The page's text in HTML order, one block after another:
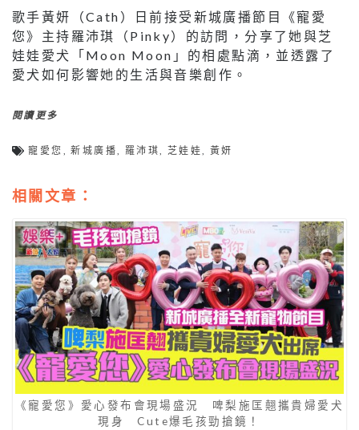
歌手黃妍（Cath）日前接受新城廣播節目《寵愛
您》主持羅沛琪（Pinky）的訪問，分享了她與芝
娃娃愛犬「Moon Moon」的相處點滴，並透露了
愛犬如何影響她的生活與音樂創作。
閱讀更多
寵愛您 ,新城廣播, 羅沛琪, 芝娃娃, 黃妍
相關文章：
《寵愛您》愛心發布會現場盛況 啤梨施匡翹攜貴婦愛犬
現身 Cute爆毛孩勁搶鏡！